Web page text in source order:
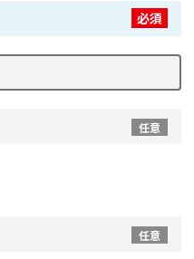
必須
任意
任意